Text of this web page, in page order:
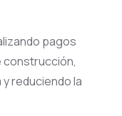
pagos
reduciendo la